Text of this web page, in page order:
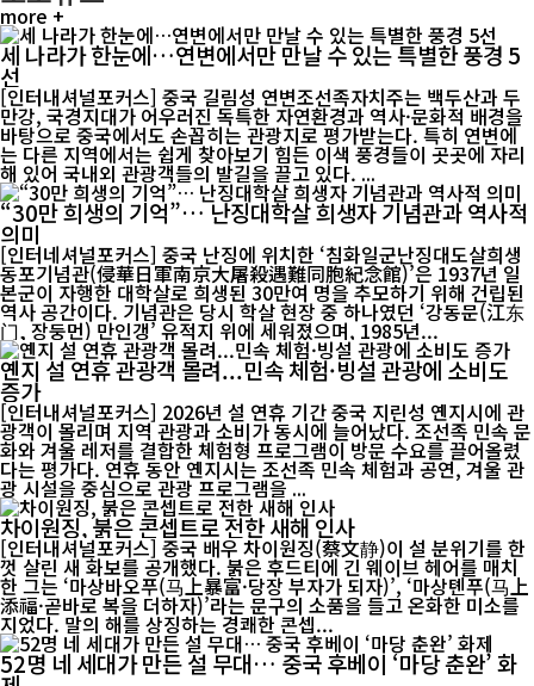
more +
세 나라가 한눈에…연변에서만 만날 수 있는 특별한 풍경 5
선
[인터내셔널포커스] 중국 길림성 연변조선족자치주는 백두산과 두
만강, 국경지대가 어우러진 독특한 자연환경과 역사·문화적 배경을
바탕으로 중국에서도 손꼽히는 관광지로 평가받는다. 특히 연변에
는 다른 지역에서는 쉽게 찾아보기 힘든 이색 풍경들이 곳곳에 자리
해 있어 국내외 관광객들의 발길을 끌고 있다. ...
“30만 희생의 기억”… 난징대학살 희생자 기념관과 역사적
의미
[인터네셔널포커스] 중국 난징에 위치한 ‘침화일군난징대도살희생
동포기념관(侵華日軍南京大屠殺遇難同胞紀念館)’은 1937년 일
본군이 자행한 대학살로 희생된 30만여 명을 추모하기 위해 건립된
역사 공간이다. 기념관은 당시 학살 현장 중 하나였던 ‘강동문(江东
门, 장둥먼) 만인갱’ 유적지 위에 세워졌으며, 1985년...
옌지 설 연휴 관광객 몰려...민속 체험·빙설 관광에 소비도
증가
[인터내셔널포커스] 2026년 설 연휴 기간 중국 지린성 옌지시에 관
광객이 몰리며 지역 관광과 소비가 동시에 늘어났다. 조선족 민속 문
화와 겨울 레저를 결합한 체험형 프로그램이 방문 수요를 끌어올렸
다는 평가다. 연휴 동안 옌지시는 조선족 민속 체험과 공연, 겨울 관
광 시설을 중심으로 관광 프로그램을 ...
차이원징, 붉은 콘셉트로 전한 새해 인사
[인터내셔널포커스] 중국 배우 차이원징(蔡文静)이 설 분위기를 한
껏 살린 새 화보를 공개했다. 붉은 후드티에 긴 웨이브 헤어를 매치
한 그는 ‘마상바오푸(马上暴富·당장 부자가 되자)’, ‘마상톈푸(马上
添福·곧바로 복을 더하자)’라는 문구의 소품을 들고 온화한 미소를
지었다. 말의 해를 상징하는 경쾌한 콘셉...
52명 네 세대가 만든 설 무대… 중국 후베이 ‘마당 춘완’ 화